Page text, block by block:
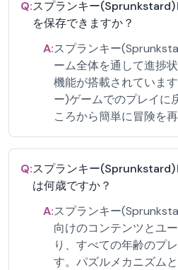
Q:スプランキー(Sprunkstard)
を保存できますか？
A:スプランキー
ーム全体を通して進捗
機能が搭載されていま
ー)ゲームでのプレイに
ころから簡単に冒険を再
Q:スプランキー(Sprunkstard)
は何歳ですか？
A:スプランキー
向けのコンテンツとユ
り、すべての年齢のプ
す。パズルメカニズム